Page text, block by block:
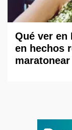
Qué ver en
en hechos
maratonear